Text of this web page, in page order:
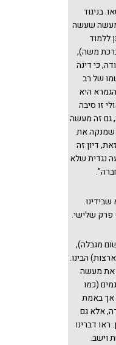
בניגוד
שעשה
ללמוד
משה),
כי דינה
של רב
היא
זו סיבה
גם זה מעשה
שמנקה את
דיון זה
נגדית שלא
פרק שלישי.
מגבלה),
הבינו.
את מעשה
(כמו
אך באמת
אלא גם
דברינו
וישב.